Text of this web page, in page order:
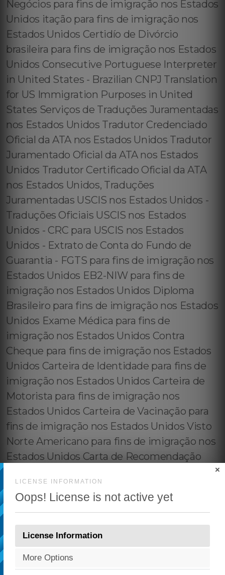
LICENSE INFORMATION
Oops! License is not active yet
×
License Information
More Options